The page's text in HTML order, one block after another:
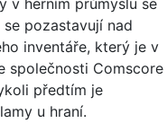
pozastavují nad
inventáře, který je v
společnosti Comscore
předtím je
u hraní.